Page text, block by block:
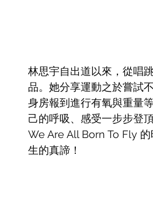
林思宇自出道以來，從唱
品。她分享運動之於嘗試
身房報到進行有氧與重量
己的呼吸、感受一步步登
We Are All Born To Fly
生的真諦！